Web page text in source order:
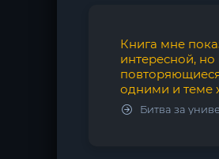
Книга мне
интересной, но
одними и теме
Битва за универсум - Юрий